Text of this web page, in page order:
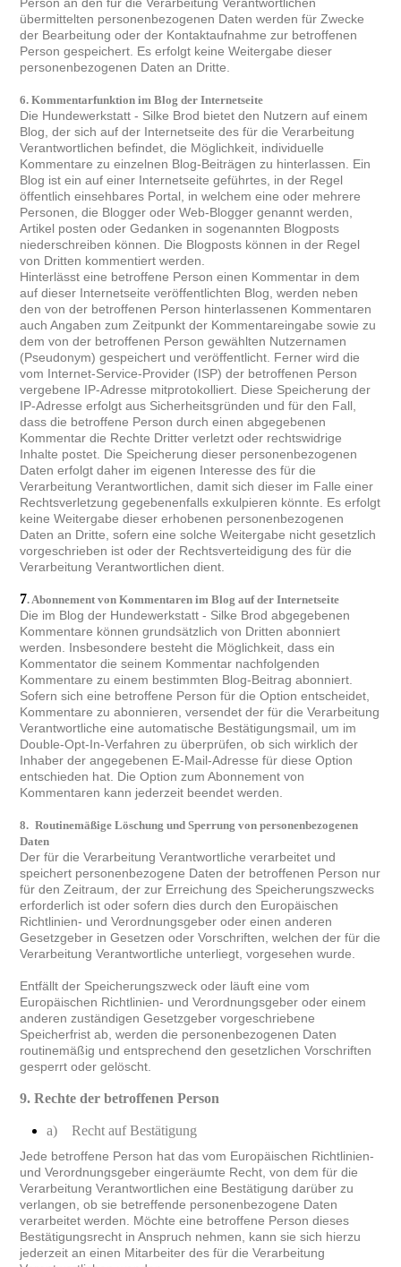
übermittelten personenbezogenen Daten werden für Zwecke
der Bearbeitung oder der Kontaktaufnahme zur betroffenen
Person gespeichert. Es erfolgt keine Weitergabe dieser
personenbezogenen Daten an Dritte.
6. Kommentarfunktion im Blog der Internetseite
Die Hundewerkstatt - Silke Brod bietet den Nutzern auf einem
Blog, der sich auf der Internetseite des für die Verarbeitung
Verantwortlichen befindet, die Möglichkeit, individuelle
Kommentare zu einzelnen Blog-Beiträgen zu hinterlassen. Ein
Blog ist ein auf einer Internetseite geführtes, in der Regel
öffentlich einsehbares Portal, in welchem eine oder mehrere
Personen, die Blogger oder Web-Blogger genannt werden,
Artikel posten oder Gedanken in sogenannten Blogposts
niederschreiben können. Die Blogposts können in der Regel
von Dritten kommentiert werden.
Hinterlässt eine betroffene Person einen Kommentar in dem
auf dieser Internetseite veröffentlichten Blog, werden neben
den von der betroffenen Person hinterlassenen Kommentaren
auch Angaben zum Zeitpunkt der Kommentareingabe sowie zu
dem von der betroffenen Person gewählten Nutzernamen
(Pseudonym) gespeichert und veröffentlicht. Ferner wird die
vom Internet-Service-Provider (ISP) der betroffenen Person
vergebene IP-Adresse mitprotokolliert. Diese Speicherung der
IP-Adresse erfolgt aus Sicherheitsgründen und für den Fall,
dass die betroffene Person durch einen abgegebenen
Kommentar die Rechte Dritter verletzt oder rechtswidrige
Inhalte postet. Die Speicherung dieser personenbezogenen
Daten erfolgt daher im eigenen Interesse des für die
Verarbeitung Verantwortlichen, damit sich dieser im Falle einer
Rechtsverletzung gegebenenfalls exkulpieren könnte. Es erfolgt
keine Weitergabe dieser erhobenen personenbezogenen
Daten an Dritte, sofern eine solche Weitergabe nicht gesetzlich
vorgeschrieben ist oder der Rechtsverteidigung des für die
Verarbeitung Verantwortlichen dient.
7.Abonnementvon Kommentaren im Blog auf der Internetseite
Die im Blog der Hundewerkstatt - Silke Brod abgegebenen
Kommentare können grundsätzlich von Dritten abonniert
werden. Insbesondere besteht die Möglichkeit, dass ein
Kommentator die seinem Kommentar nachfolgenden
Kommentare zu einem bestimmten Blog-Beitrag abonniert.
Sofern sich eine betroffene Person für die Option entscheidet,
Kommentare zu abonnieren, versendet der für die Verarbeitung
Verantwortliche eine automatische Bestätigungsmail, um im
Double-Opt-In-Verfahren zu überprüfen, ob sich wirklich der
Inhaber der angegebenen E-Mail-Adresse für diese Option
entschieden hat. Die Option zum Abonnement von
Kommentaren kann jederzeit beendet werden.
8. Routinemäßige Löschung und Sperrung von personenbezogenen
Daten
Der für die Verarbeitung Verantwortliche verarbeitet und
speichert personenbezogene Daten der betroffenen Person nur
für den Zeitraum, der zur Erreichung des Speicherungszwecks
erforderlich ist oder sofern dies durch den Europäischen
Richtlinien- und Verordnungsgeber oder einen anderen
Gesetzgeber in Gesetzen oder Vorschriften, welchen der für die
Verarbeitung Verantwortliche unterliegt, vorgesehen wurde.
Entfällt der Speicherungszweck oder läuft eine vom
Europäischen Richtlinien- und Verordnungsgeber oder einem
anderen zuständigen Gesetzgeber vorgeschriebene
Speicherfrist ab, werden die personenbezogenen Daten
routinemäßig und entsprechend den gesetzlichen Vorschriften
gesperrt oder gelöscht.
9. Rechte der betroffenen Person
a) Recht auf Bestätigung
Jede betroffene Person hat das vom Europäischen Richtlinien-
und Verordnungsgeber eingeräumte Recht, von dem für die
Verarbeitung Verantwortlichen eine Bestätigung darüber zu
verlangen, ob sie betreffende personenbezogene Daten
verarbeitet werden. Möchte eine betroffene Person dieses
Bestätigungsrecht in Anspruch nehmen, kann sie sich hierzu
jederzeit an einen Mitarbeiter des für die Verarbeitung